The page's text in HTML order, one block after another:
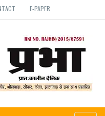
E-PAPER